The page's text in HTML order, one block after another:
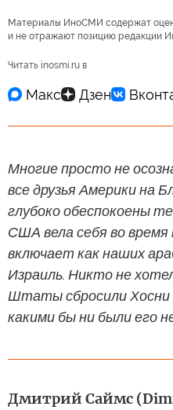
Материалы ИноСМИ содержат
и не отражают позицию редакции
Читать inosmi.ru в
Многие просто не
все друзья Америки на
глубоко обеспокоены
США вела себя во время
включает как наших
Израиль. Никто не
Штаты сбросили Хосни
какими бы ни были его
Дмитрий Саймс